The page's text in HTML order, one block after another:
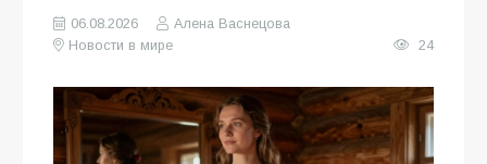
06.08.2026
Алена Васнецова
Новости в мире
24